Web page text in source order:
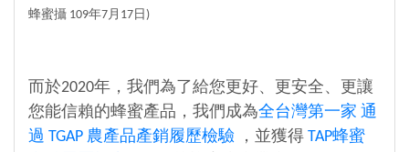
蜂蜜攝 109年7月17日)
而於2020年，我們為了給您更好、更安全、更讓
您能信賴的蜂蜜產品，我們成為全台灣第一家 通
過 TGAP 農產品產銷履歷檢驗 ，並獲得 TAP蜂蜜